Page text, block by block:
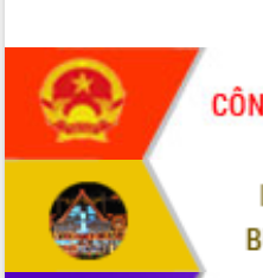
Lễ phát động chuỗi hoạt động chung
tay làm sạch môi trường
Xã Ea Kar bước chuyển mình trong
công tác cải cách hành chính mô hình
mới
UBND tỉnh họp báo định kỳ tháng 4
năm 2026
Hội thảo khoa học “Giải pháp thúc đẩy